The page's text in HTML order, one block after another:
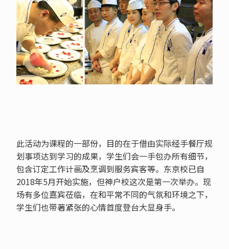
此活动为课程的一部份，目的在于借由实际经手餐厅规
划事项达到学习的成果，学生们会一手包办所有细节，
包含订定工作计画及烹调到服务宾客等。东京校已自
2018年5月开始实施，但神户校这次是第一次举办。现
场有多位嘉宾莅临，在和平常不同的气氛和环境之下，
学生们也带著紧张的心情首度登台大显身手。